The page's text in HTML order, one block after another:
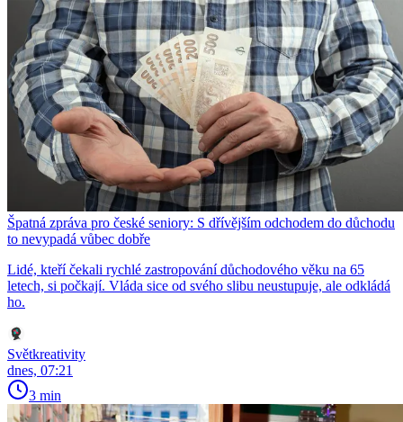
Špatná zpráva pro české seniory: S dřívějším odchodem do důchodu
to nevypadá vůbec dobře
Lidé, kteří čekali rychlé zastropování důchodového věku na 65
letech, si počkají. Vláda sice od svého slibu neustupuje, ale odkládá
ho.
Světkreativity
dnes, 07:21
3 min